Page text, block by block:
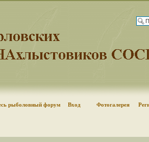
рыболовный форум Вход Фотогалерея